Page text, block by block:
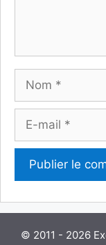
Nom
© 2011 - 2026